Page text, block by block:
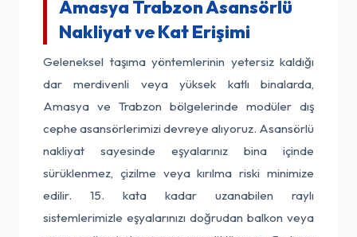
Amasya Trabzon Asansörlü
Nakliyat ve Kat Erişimi
Geleneksel taşıma yöntemlerinin yetersiz kaldığı
dar merdivenli veya yüksek katlı binalarda,
Amasya ve Trabzon bölgelerinde modüler dış
cephe asansörlerimizi devreye alıyoruz. Asansörlü
nakliyat sayesinde eşyalarınız bina içinde
sürüklenmez, çizilme veya kırılma riski minimize
edilir. 15. kata kadar uzanabilen raylı
sistemlerimizle eşyalarınızı doğrudan balkon veya